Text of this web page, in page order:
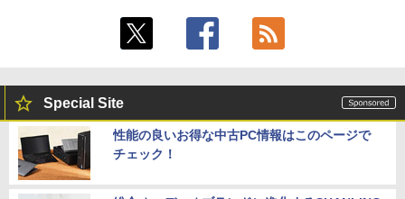
Special Site
性能の良いお得な中古PC情報はこのページで
チェック！